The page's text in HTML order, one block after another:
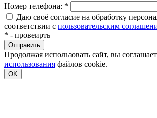
Номер телефона: *
Даю своё согласие на обработку
соответствии с пользовательским
* - провеирть
Продолжая использовать сайт, вы
использования файлов cookie.
OK